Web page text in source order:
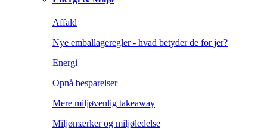
Affald
Nye emballageregler - hvad betyder de for jer?
Energi
Opnå besparelser
Mere miljøvenlig takeaway
Miljømærker og miljøledelse